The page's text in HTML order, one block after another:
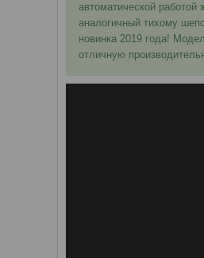
автоматической работой
аналогичный тихому
новинка 2019 года!
отличную